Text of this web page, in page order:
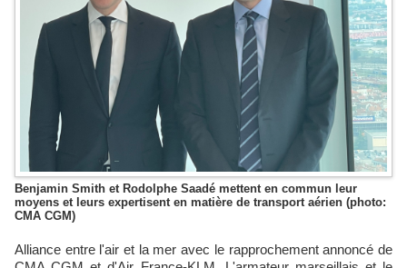
Benjamin Smith et Rodolphe Saadé mettent en commun leur
moyens et leurs expertisent en matière de transport aérien (photo:
CMA CGM)
Alliance entre l'air et la mer avec le rapprochement annoncé de